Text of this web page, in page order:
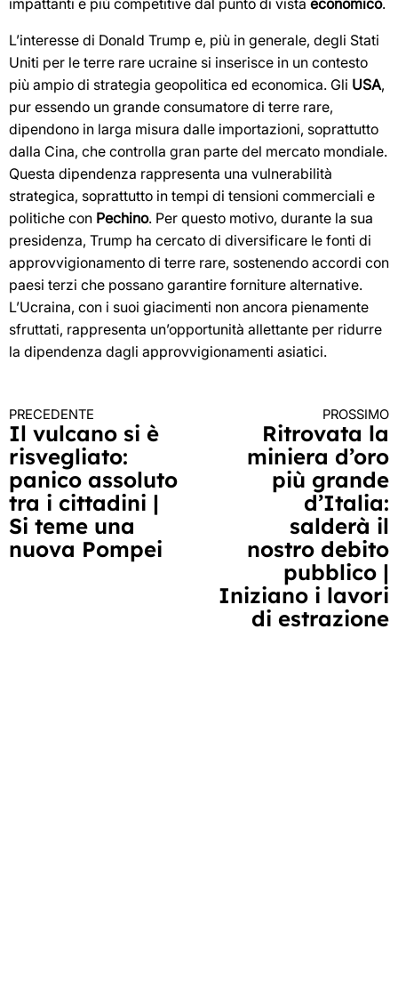
impattanti e più competitive dal punto di vista economico.
L’interesse di Donald Trump e, più in generale, degli Stati
Uniti per le terre rare ucraine si inserisce in un contesto
più ampio di strategia geopolitica ed economica. Gli USA,
pur essendo un grande consumatore di terre rare,
dipendono in larga misura dalle importazioni, soprattutto
dalla Cina, che controlla gran parte del mercato mondiale.
Questa dipendenza rappresenta una vulnerabilità
strategica, soprattutto in tempi di tensioni commerciali e
politiche con Pechino. Per questo motivo, durante la sua
presidenza, Trump ha cercato di diversificare le fonti di
approvvigionamento di terre rare, sostenendo accordi con
paesi terzi che possano garantire forniture alternative.
L’Ucraina, con i suoi giacimenti non ancora pienamente
sfruttati, rappresenta un’opportunità allettante per ridurre
la dipendenza dagli approvvigionamenti asiatici.
Continua
a
leggere
PRECEDENTE
Il vulcano si è
risvegliato:
panico assoluto
tra i cittadini |
Si teme una
nuova Pompei
PROSSIMO
Ritrovata la
miniera d’oro
più grande
d’Italia:
salderà il
nostro debito
pubblico |
Iniziano i lavori
di estrazione